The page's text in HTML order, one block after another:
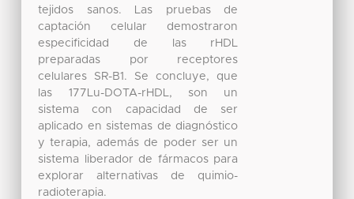
tejidos sanos. Las pruebas de
captación celular demostraron
especificidad de las rHDL
preparadas por receptores
celulares SR-B1. Se concluye, que
las 177Lu-DOTA-rHDL, son un
sistema con capacidad de ser
aplicado en sistemas de diagnóstico
y terapia, además de poder ser un
sistema liberador de fármacos para
explorar alternativas de quimio-
radioterapia.